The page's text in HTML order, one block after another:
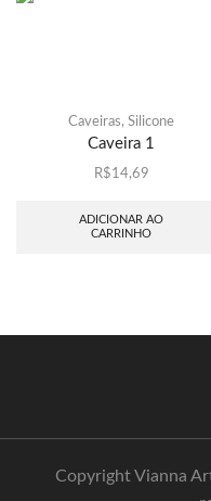
Caveiras, Silicone
Caveira 1
R$14,69
ADICIONAR AO
CARRINHO
Copyright Vianna